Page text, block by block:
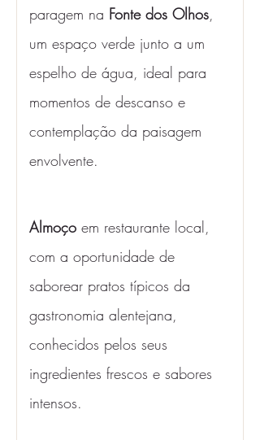
paragem na Fonte dos Olhos,
um espaço verde junto a um
espelho de água, ideal para
momentos de descanso e
contemplação da paisagem
envolvente.
Almoço em restaurante local,
com a oportunidade de
saborear pratos típicos da
gastronomia alentejana,
conhecidos pelos seus
ingredientes frescos e sabores
intensos.